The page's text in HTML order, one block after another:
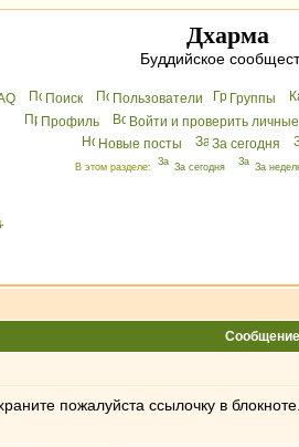
Дхарма
Буддийское
Поиск Пользователи Группы
Профиль
Войти и проверить
Новые посты
За сегодня
В этом разделе: За сегодня За
Сообщение
пожалуйста ссылочку в